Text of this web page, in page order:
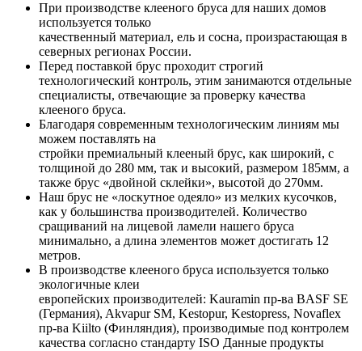
При производстве клееного бруса для наших домов
используется только
качественный материал, ель и сосна, произрастающая в
северных регионах России.
Перед поставкой брус проходит строгий
технологический контроль, этим занимаются отдельные
специалисты, отвечающие за проверку качества
клееного бруса.
Благодаря современным технологическим линиям мы
можем поставлять на
стройки премиальный клееный брус, как широкий, с
толщиной до 280 мм, так и высокий, размером 185мм, а
также брус «двойной склейки», высотой до 270мм.
Наш брус не «лоскутное одеяло» из мелких кусочков,
как у большинства производителей. Количество
сращиваний на лицевой ламели нашего бруса
минимально, а длина элементов может достигать 12
метров.
В производстве клееного бруса используется только
экологичные клеи
европейских производителей: Kauramin пр-ва BASF SE
(Германия), Akvapur SM, Kestopur, Kestopress, Novaflex
пр-ва Kiilto (Финляндия), производимые под контролем
качества согласно стандарту ISO Данные продукты